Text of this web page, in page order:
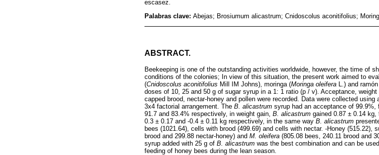
escasez.
Palabras clave: Abejas; Brosiumum alicastrum; Cnidoscolus aconitifolius;
ABSTRACT.
Beekeeping is one of the outstanding activities worldwide, however, the time of
conditions of the colonies; In view of this situation, the present work aimed to
(Cnidoscolus aconitifolius Mill IM Johns), moringa (Moringa oleifera L.) and
doses of 10, 25 and 50 g of sugar syrup in a 1: 1 ratio (p / v). Acceptance,
capped brood, nectar-honey and pollen were recorded. Data were collected
3x4 factorial arrangement. The B. alicastrum syrup had an acceptance of 99.9%,
91.7 and 83.4% respectively, in weight gain, B. alicastrum gained 0.87 ± 0.14 kg,
0.3 ± 0.17 and -0.4 ± 0.11 kg respectively, in the same way B. alicastrum
bees (1021.64), cells with brood (499.69) and cells with nectar. -Honey (515.22),
brood and 299.88 nectar-honey) and M. oleifera (805.08 bees, 240.11 brood and
syrup added with 25 g of B. alicastrum was the best combination and can be
feeding of honey bees during the lean season.